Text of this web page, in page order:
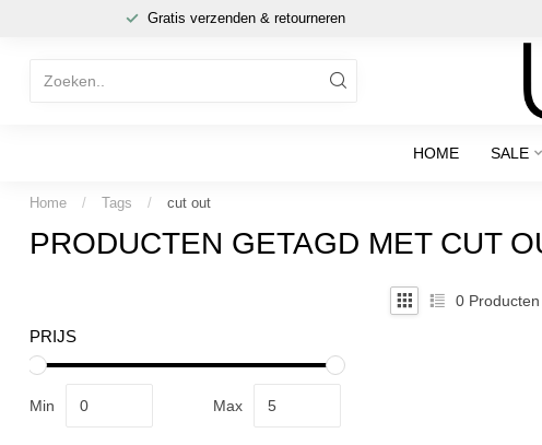
Gratis verzenden & retourneren
HOME SALE
Home / Tags / cut out
PRODUCTEN GETAGD MET CUT
PRIJS
Min Max
0 Producten